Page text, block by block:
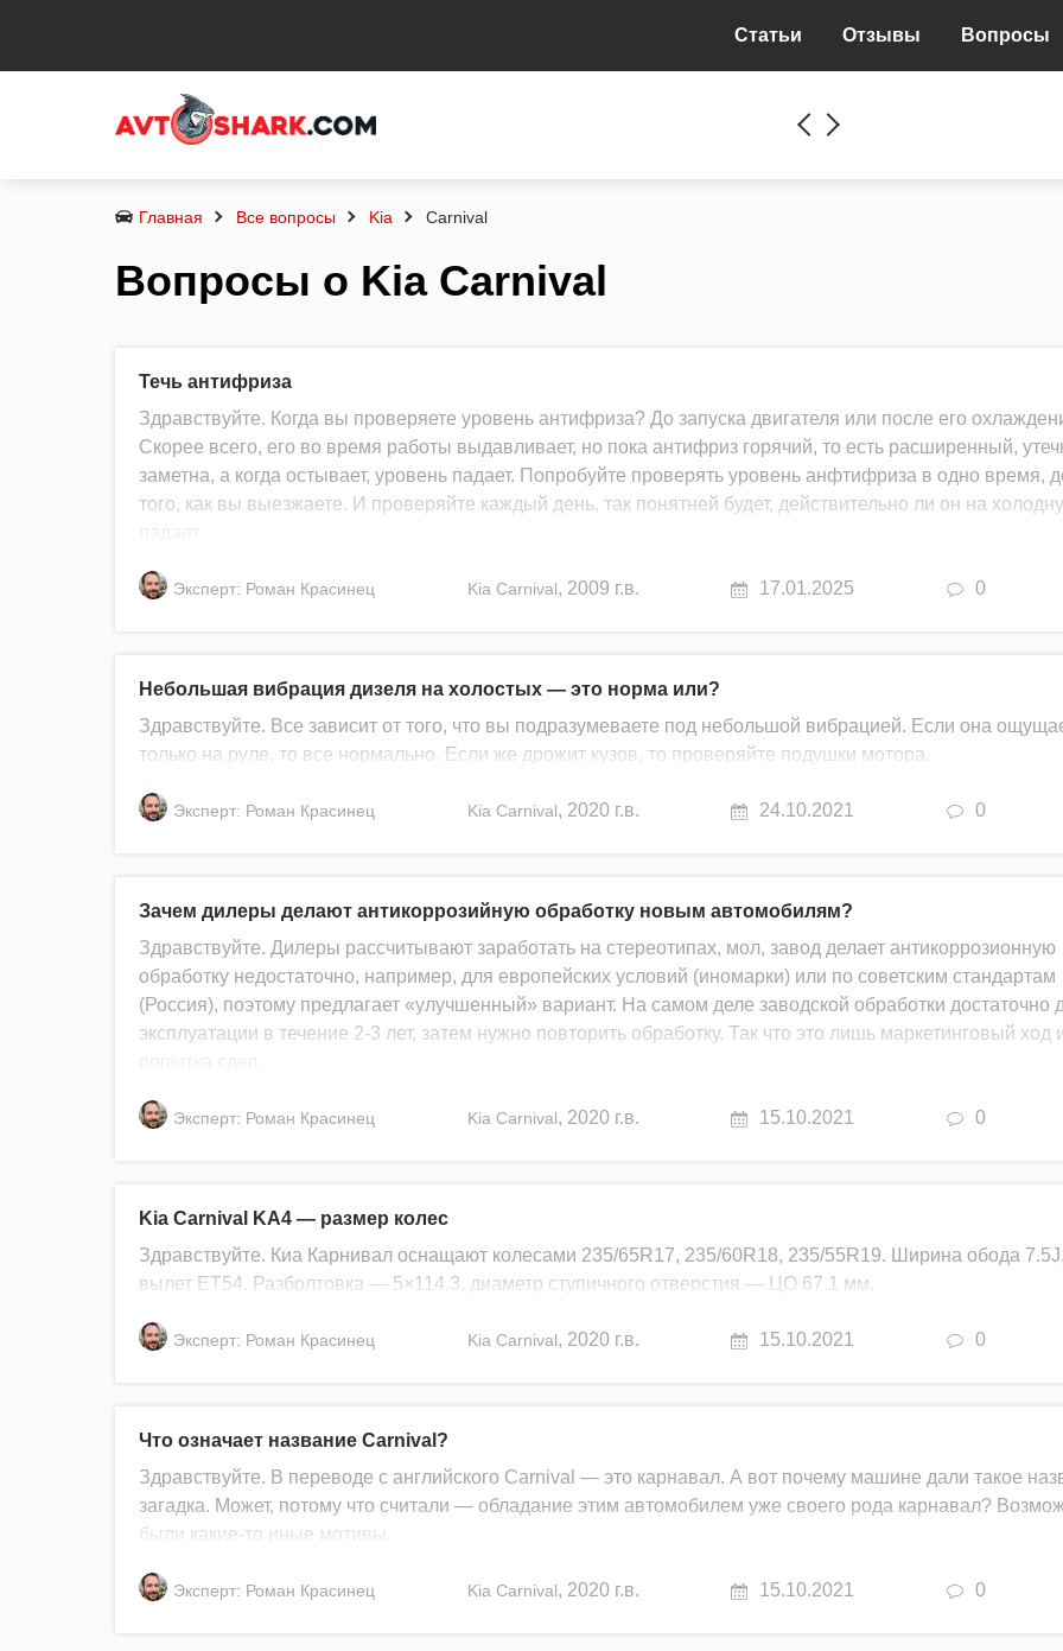
Статьи Отзывы Вопросы
Главная Все вопросы Kia Carnival
Вопросы о Kia Carnival
Течь антифриза
Здравствуйте. Когда вы проверяете уровень антифриза? До запуска двигателя или после его
Скорее всего, его во время работы выдавливает, но пока антифриз горячий, то есть расширенный,
заметна, а когда остывает, уровень падает. Попробуйте проверять уровень анфтифриза в одно время,
того, как вы выезжаете. И проверяйте каждый день, так понятней будет, действительно ли он на
Эксперт: Роман Красинец Kia Carnival, 2009 г.в. 17.01.2025 0
Небольшая вибрация дизеля на холостых — это норма или?
Здравствуйте. Все зависит от того, что вы подразумеваете под небольшой вибрацией. Если она
только на руле, то все нормально. Если же дрожит кузов, то проверяйте подушки мотора.
Эксперт: Роман Красинец Kia Carnival, 2020 г.в. 24.10.2021 0
Зачем дилеры делают антикоррозийную обработку новым автомобилям?
Здравствуйте. Дилеры рассчитывают заработать на стереотипах, мол, завод делает антикоррозионную
обработку недостаточно, например, для европейских условий (иномарки) или по советским стандартам
(Россия), поэтому предлагает «улучшенный» вариант. На самом деле заводской обработки достаточно
эксплуатации в течение 2-3 лет, затем нужно повторить обработку. Так что это лишь маркетинговый ход
Эксперт: Роман Красинец Kia Carnival, 2020 г.в. 15.10.2021 0
Kia Carnival KA4 — размер колес
Здравствуйте. Киа Карнивал оснащают колесами 235/65R17, 235/60R18, 235/55R19. Ширина обода 7.5J,
вылет ET54. Разболтовка — 5×114.3, диаметр ступичного отверстия — ЦО 67.1 мм.
Эксперт: Роман Красинец Kia Carnival, 2020 г.в. 15.10.2021 0
Что означает название Carnival?
Здравствуйте. В переводе с английского Carnival — это карнавал. А вот почему машине дали такое
загадка. Может, потому что считали — обладание этим автомобилем уже своего рода карнавал?
были какие-то иные мотивы.
Эксперт: Роман Красинец Kia Carnival, 2020 г.в. 15.10.2021 0